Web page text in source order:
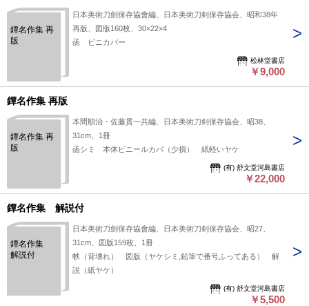
鐔名作集 再
版
日本美術刀劍保存協會編、日本美術刀剣保存協会、昭和38年
再版、図版160枚、30×22×4
函 ビニカバー
松林堂書店
￥9,000
鐔名作集 再版
鐔名作集 再
版
本間順治・佐藤貫一共編、日本美術刀剣保存協会、昭38、
31cm、1冊
函シミ 本体ビニールカバ（少損） 紙軽いヤケ
(有) 舒文堂河島書店
￥22,000
鐔名作集 解説付
鐔名作集
解説付
日本美術刀劍保存協會編、日本美術刀剣保存協会、昭27、
31cm、図版159枚、1冊
帙（背壊れ） 図版（ヤケシミ,鉛筆で番号ふってある） 解
説（紙ヤケ）
(有) 舒文堂河島書店
￥5,500